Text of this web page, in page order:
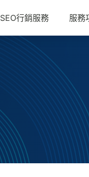
SEO行銷服務 服務